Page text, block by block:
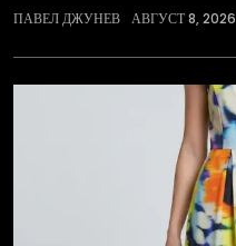
ПАВЕЛ ДЖУНЕВ АВГУСТ 8, 2026